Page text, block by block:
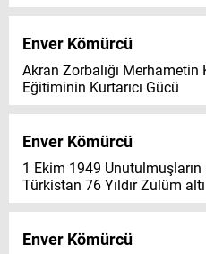
Enver Kömürcü
Akran Zorbalığı Merhametin
Eğitiminin Kurtarıcı Gücü
Enver Kömürcü
1 Ekim 1949 Unutulmuşların
Türkistan 76 Yıldır Zulüm
Enver Kömürcü